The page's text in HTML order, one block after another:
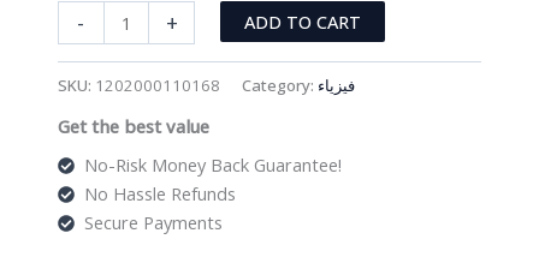
-
السيلينيوم
الكهروضوئية
+ ADD TO CART
SKU: 1202000110168 Category: فيزياء
Get the best value
No-Risk Money Back Guarantee!
No Hassle Refunds
Secure Payments